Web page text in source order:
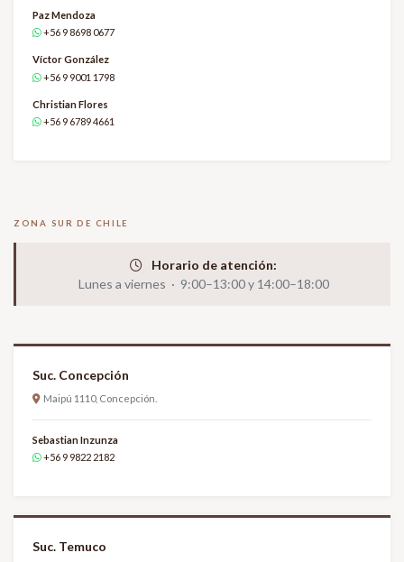
Paz Mendoza
+56 9 8698 0677
Víctor González
+56 9 9001 1798
Christian Flores
+56 9 6789 4661
ZONA SUR DE CHILE
Horario de atención:
Lunes a viernes · 9:00–13:00 y 14:00–18:00
Suc. Concepción
Maipú 1110, Concepción.
Sebastian Inzunza
+56 9 9822 2182
Suc. Temuco